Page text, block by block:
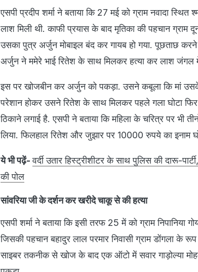
एसपी प्रदीप शर्मा ने बताया कि 27 मई को ग्राम नवादा
लाश मिली थी. काफी प्रयास के बाद मृतिका की पहचान ग्राम
उसका पुत्र अर्जुन मोबाइल बंद कर गायब हो गया. पूछताछ
अर्जुन ने ममेरे भाई रितेश के साथ मिलकर हत्या कर लाश जंगल
इस पर खोजबीन कर अर्जुन को पकड़ा. उसने कबूला कि मां
परेशान होकर उसने रितेश के साथ मिलकर पहले गला घोटा
ठिकाने लगाई है. एसपी ने बताया कि महिला के चरित्र पर भी
लिया. फिलहाल रितेश और जुझार पर 10000 रुपये का इनाम
ये भी पढ़ें-वर्दी उतार हिस्ट्रीशीटर के साथ पुलिस की दारू-
की पोल
सांवरिया जी के दर्शन कर खरीदे चाकू से की हत्या
एसपी शर्मा ने बताया कि इसी तरफ 25 में को ग्राम
जिसकी पहचान बहादुर लाल परमार निवासी ग्राम डोंगला के
साइबर तकनीक से खोज के बाद एक ऑटो में सवार गाड़ोल्या